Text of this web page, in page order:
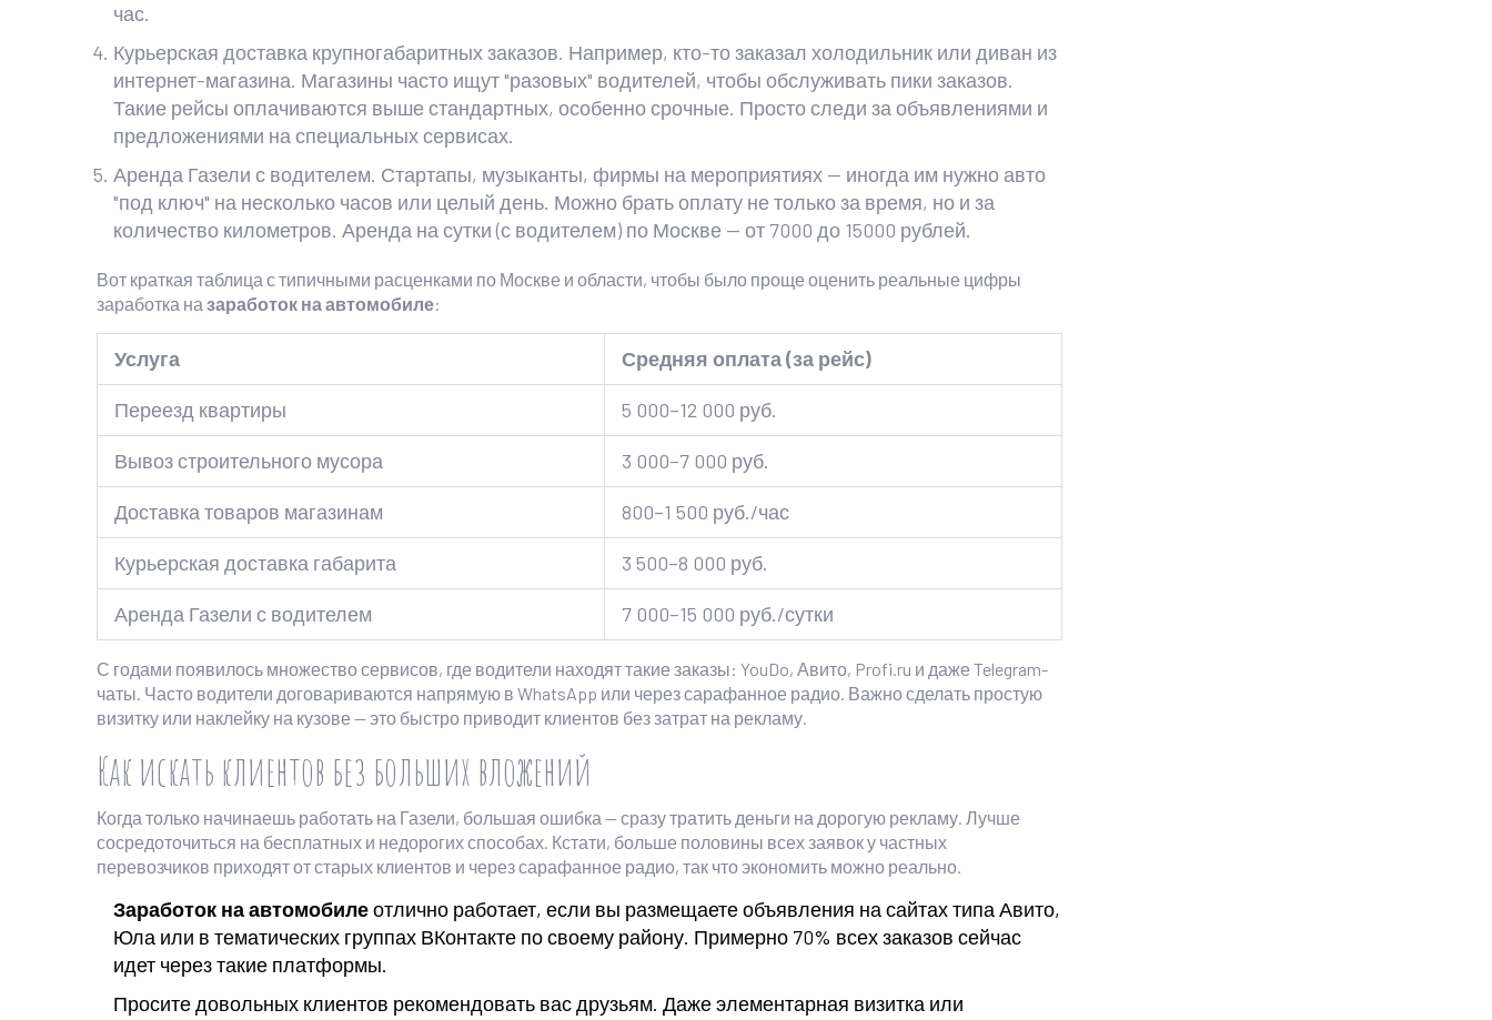
час.
Курьерская доставка крупногабаритных заказов. Например, кто-то заказал холодильник или диван из
интернет-магазина. Магазины часто ищут "разовых" водителей, чтобы обслуживать пики заказов.
Такие рейсы оплачиваются выше стандартных, особенно срочные. Просто следи за объявлениями и
предложениями на специальных сервисах.
Аренда Газели с водителем. Стартапы, музыканты, фирмы на мероприятиях — иногда им нужно авто
"под ключ" на несколько часов или целый день. Можно брать оплату не только за время, но и за
количество километров. Аренда на сутки (с водителем) по Москве — от 7000 до 15000 рублей.
Вот краткая таблица с типичными расценками по Москве и области, чтобы было проще оценить реальные цифры
заработка на заработок на автомобиле:
Услуга Средняя оплата (за рейс)
Переезд квартиры 5 000–12 000 руб.
Вывоз строительного мусора 3 000–7 000 руб.
Доставка товаров магазинам 800–1 500 руб./час
Курьерская доставка габарита 3 500–8 000 руб.
Аренда Газели с водителем 7 000–15 000 руб./сутки
С годами появилось множество сервисов, где водители находят такие заказы: YouDo, Авито, Profi.ru и даже Telegram-
чаты. Часто водители договариваются напрямую в WhatsApp или через сарафанное радио. Важно сделать простую
визитку или наклейку на кузове — это быстро приводит клиентов без затрат на рекламу.
Как искать клиентов без больших вложений
Когда только начинаешь работать на Газели, большая ошибка — сразу тратить деньги на дорогую рекламу. Лучше
сосредоточиться на бесплатных и недорогих способах. Кстати, больше половины всех заявок у частных
перевозчиков приходят от старых клиентов и через сарафанное радио, так что экономить можно реально.
Заработок на автомобилеотлично работает, если вы размещаете объявления на сайтах типа Авито,
Юла или в тематических группах ВКонтакте по своему району. Примерно 70% всех заказов сейчас
идет через такие платформы.
Просите довольных клиентов рекомендовать вас друзьям. Даже элементарная визитка или